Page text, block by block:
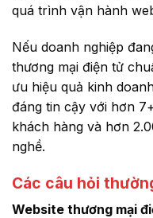
quá trình vận hành
Nếu doanh nghiệp
thương mại điện tử
ưu hiệu quả kinh
đáng tin cậy với hơn
khách hàng và hơn
nghề.
Các câu hỏi
Website thương mại